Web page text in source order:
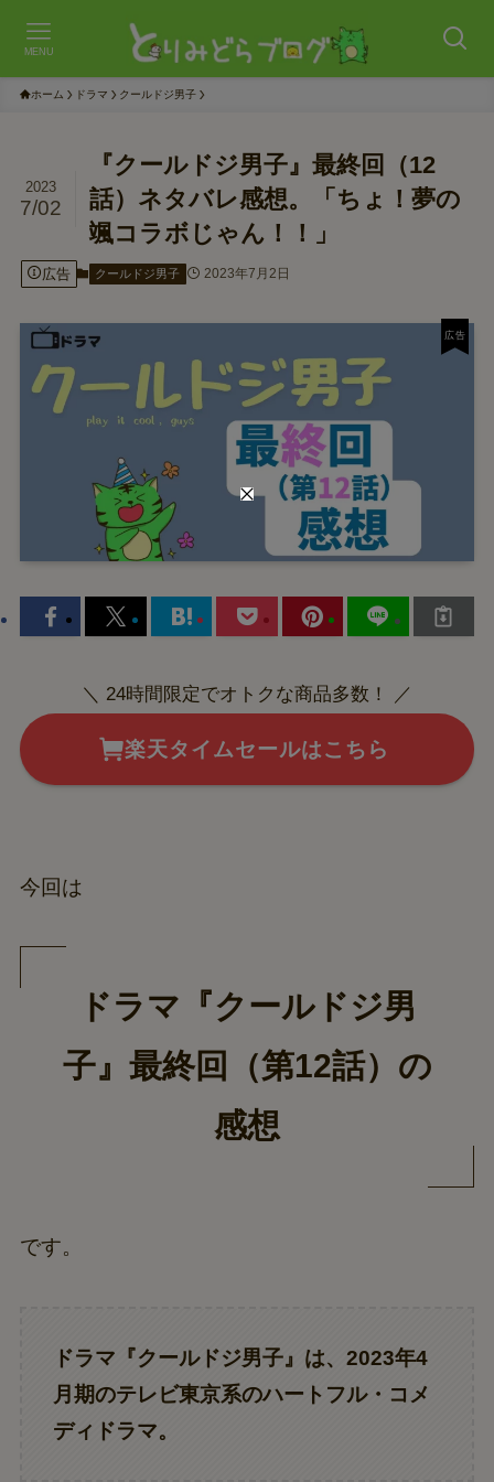
MENU
ホーム ドラマ クールドジ男子
『クールドジ男子』最終回（12
話）ネタバレ感想。「ちょ！夢の
颯コラボじゃん！！」
2023
7/02
広告 クールドジ男子 2023年7月2日
＼ 24時間限定でオトクな商品多数！ ／
楽天タイムセールはこちら
今回は
ドラマ『クールドジ男
子』最終回（第12話）の
感想
です。
ドラマ『クールドジ男子』は、2023年4
月期のテレビ東京系のハートフル・コメ
ディドラマ。